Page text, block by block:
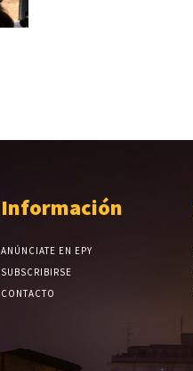
Información
ANÚNCIATE EN EPY
SUBSCRIBIRSE
CONTACTO